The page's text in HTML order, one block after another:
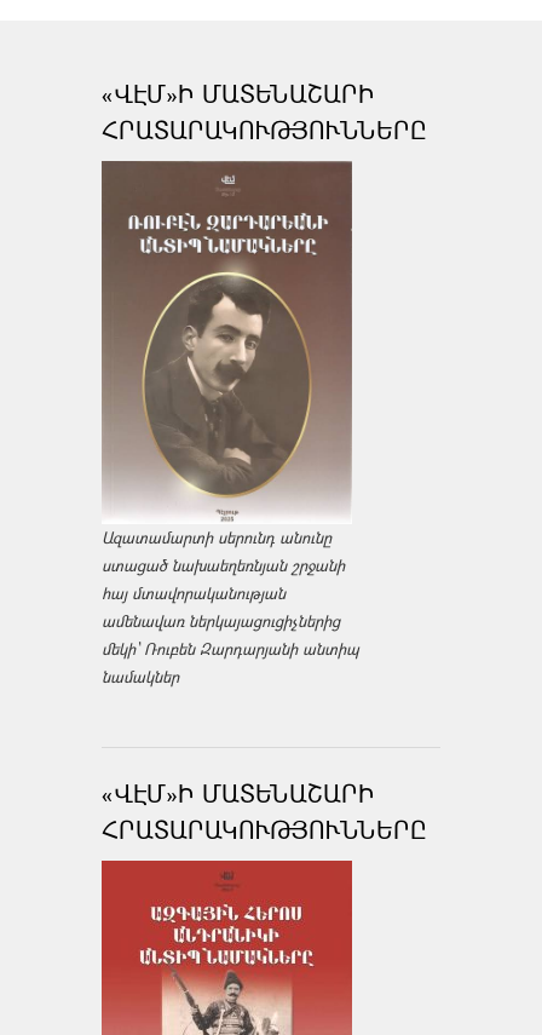
«ՎԷՄ»Ի ՄԱՏԵՆԱՇԱՐԻ
ՀՐԱՏԱՐԱԿՈՒԹՅՈՒՆՆԵՐԸ
Ազատամարտի սերունդ անունը
ստացած նախաեղեռնյան շրջանի
հայ մտավորականության
ամենավառ ներկայացուցիչներից
մեկի՝ Ռուբեն Զարդարյանի անտիպ
նամակներ
«ՎԷՄ»Ի ՄԱՏԵՆԱՇԱՐԻ
ՀՐԱՏԱՐԱԿՈՒԹՅՈՒՆՆԵՐԸ